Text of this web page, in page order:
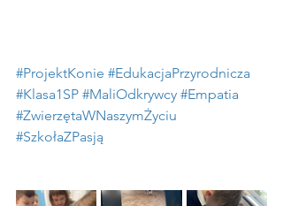
#ProjektKonie #EdukacjaPrzyrodnicza
#Klasa1SP #MaliOdkrywcy #Empatia
#ZwierzętaWNaszymŻyciu
#SzkołaZPasją